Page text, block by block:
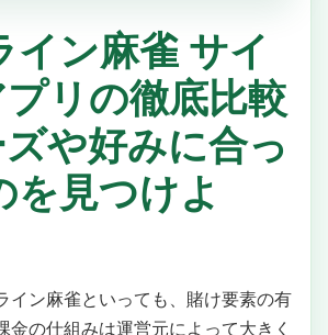
イン麻雀 サイ
プリの徹底比較
や好みに合っ
を見つけよ
イン麻雀といっても、賭け要素の有
金の仕組みは運営元によって大きく